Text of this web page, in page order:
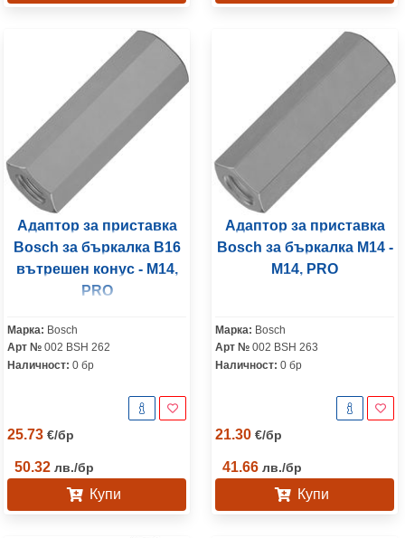
Адаптор за приставка
Bosch за бъркалка B16
вътрешен конус - M14,
PRO
Марка: Bosch
Арт № 002 BSH 262
Наличност: 0 бр
25.73 €/бр
50.32 лв./бр
Купи
Адаптор за приставка
Bosch за бъркалка M14 -
M14, PRO
Марка: Bosch
Арт № 002 BSH 263
Наличност: 0 бр
21.30 €/бр
41.66 лв./бр
Купи